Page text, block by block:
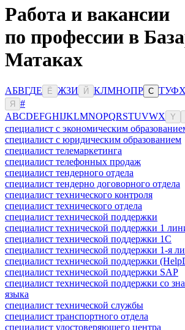
Работа и вакансии
по профессии в
Матаках
АБВГДЕ Ё ЖЗИ Й КЛМНОПР С ТУФХ
Я
#
ABCDEFGHIJKLMNOPQRSTUVWX Y
специалист с экономическим
специалист с юридическим образованием
специалист телемаркетинга
специалист телефонных продаж
специалист тендерного отдела
специалист тендерно договорного отдела
специалист технического контроля
специалист технического отдела
специалист технической поддержки
специалист технической поддержки 1
специалист технической поддержки 1С
специалист технической поддержки 1-я
специалист технической поддержки
специалист технической поддержки SAP
специалист технической поддержки со
языка
специалист технической службы
специалист транспортного отдела
специалист удостоверяющего центра